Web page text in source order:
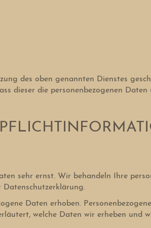
des oben genannten Dienstes
dieser die personenbezogenen Daten
sehr ernst. Wir behandeln Ihre
Datenschutzerklärung.
Daten erhoben.
welche Daten wir erheben und